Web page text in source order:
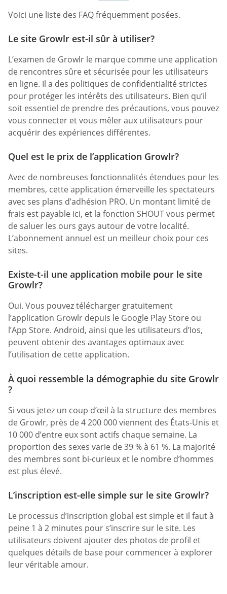
Voici une liste des FAQ fréquemment posées.
Le site Growlr est-il sûr à utiliser?
L’examen de Growlr le marque comme une application
de rencontres sûre et sécurisée pour les utilisateurs
en ligne. Il a des politiques de confidentialité strictes
pour protéger les intérêts des utilisateurs. Bien qu’il
soit essentiel de prendre des précautions, vous pouvez
vous connecter et vous mêler aux utilisateurs pour
acquérir des expériences différentes.
Quel est le prix de l’application Growlr?
Avec de nombreuses fonctionnalités étendues pour les
membres, cette application émerveille les spectateurs
avec ses plans d’adhésion PRO. Un montant limité de
frais est payable ici, et la fonction SHOUT vous permet
de saluer les ours gays autour de votre localité.
L’abonnement annuel est un meilleur choix pour ces
sites.
Existe-t-il une application mobile pour le site
Growlr?
Oui. Vous pouvez télécharger gratuitement
l’application Growlr depuis le Google Play Store ou
l’App Store. Android, ainsi que les utilisateurs d’Ios,
peuvent obtenir des avantages optimaux avec
l’utilisation de cette application.
À quoi ressemble la démographie du site Growlr
?
Si vous jetez un coup d’œil à la structure des membres
de Growlr, près de 4 200 000 viennent des États-Unis et
10 000 d’entre eux sont actifs chaque semaine. La
proportion des sexes varie de 39 % à 61 %. La majorité
des membres sont bi-curieux et le nombre d’hommes
est plus élevé.
L’inscription est-elle simple sur le site Growlr?
Le processus d’inscription global est simple et il faut à
peine 1 à 2 minutes pour s’inscrire sur le site. Les
utilisateurs doivent ajouter des photos de profil et
quelques détails de base pour commencer à explorer
leur véritable amour.